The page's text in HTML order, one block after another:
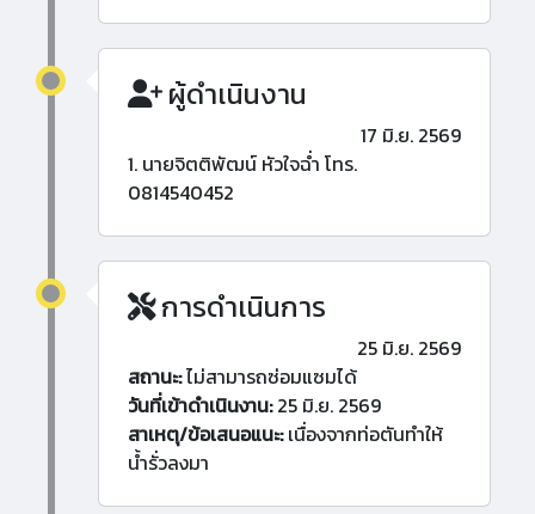
ผู้ดำเนินงาน
17 มิ.ย. 2569
1. นายจิตติพัฒน์ หัวใจฉ่ำ โทร.
0814540452
การดำเนินการ
25 มิ.ย. 2569
สถานะ:ไม่สามารถซ่อมแซมได้
วันที่เข้าดำเนินงาน:25 มิ.ย. 2569
สาเหตุ/ข้อเสนอแนะ:เนื่องจากท่อตันทำให้
น้ำรั่วลงมา